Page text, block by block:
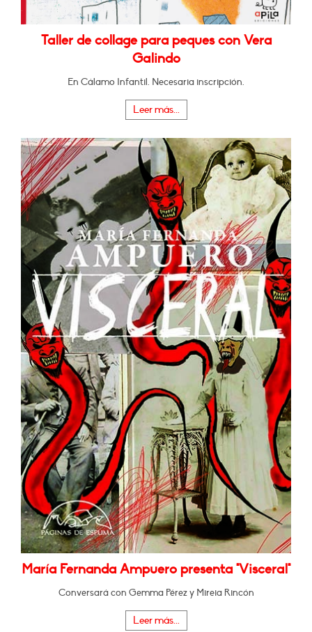
Taller de collage para peques con Vera
Galindo
En Cálamo Infantil. Necesaria inscripción.
Leer más...
María Fernanda Ampuero presenta "Visceral"
Conversará con Gemma Pérez y Mireia Rincón
Leer más...